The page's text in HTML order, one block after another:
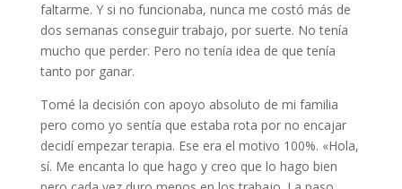
faltarme. Y si no funcionaba, nunca me costó más de
dos semanas conseguir trabajo, por suerte. No tenía
mucho que perder. Pero no tenía idea de que tenía
tanto por ganar.
Tomé la decisión con apoyo absoluto de mi familia
pero como yo sentía que estaba rota por no encajar
decidí empezar terapia. Ese era el motivo 100%. «Hola,
sí. Me encanta lo que hago y creo que lo hago bien